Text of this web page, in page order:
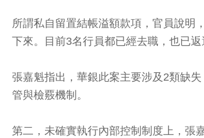
所謂私自留置結帳溢額款項，官員說明
下來。目前3名行員都已經去職，也已返
張嘉魁指出，華銀此案主要涉及2類缺
管與檢覈機制。
第二，未確實執行內部控制制度上，張